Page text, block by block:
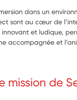
dans un
sont au cœur de
innovant et ludique,
accompagnée et
mission de